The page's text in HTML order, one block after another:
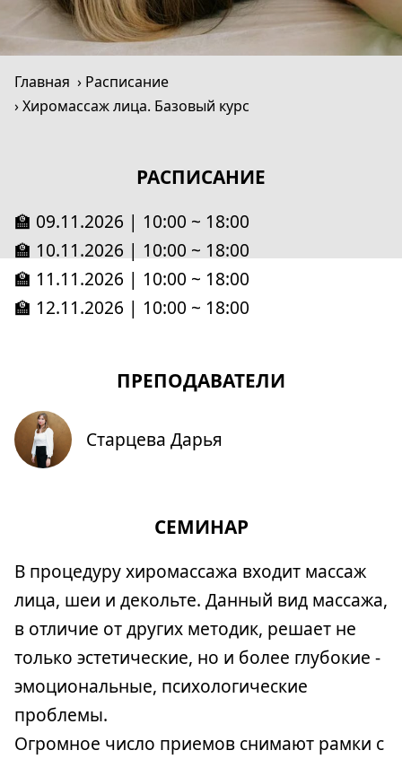
Главная
Расписание
Хиромассаж лица. Базовый курс
ПРЕПОДАВАТЕЛИ
Старцева Дарья
РАСПИСАНИЕ
🏫 09.11.2026 | 10:00 ~ 18:00
🏫 10.11.2026 | 10:00 ~ 18:00
🏫 11.11.2026 | 10:00 ~ 18:00
🏫 12.11.2026 | 10:00 ~ 18:00
СЕМИНАР
В процедуру хиромассажа входит массаж
лица, шеи и декольте. Данный вид массажа,
в отличие от других методик, решает не
только эстетические, но и более глубокие -
эмоциональные, психологические
проблемы.
Огромное число приемов снимают рамки с